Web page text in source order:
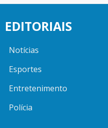
EDITORIAIS
Notícias
Esportes
Entretenimento
Polícia